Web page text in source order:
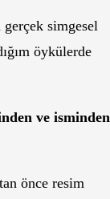
simgesel
öykülerde
ve isminden
önce resim